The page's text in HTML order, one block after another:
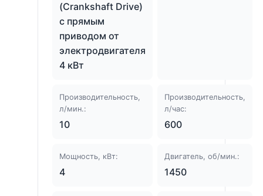
(Crankshaft Drive)
с прямым
приводом от
электродвигателя
4 кВт
Производительность,
л/мин.:
10
Производительность,
л/час:
600
Мощность, кВт:
4
Двигатель, об/мин.:
1450